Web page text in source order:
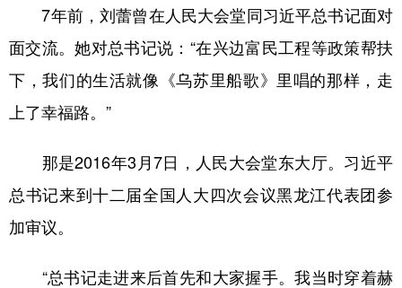
7年前，刘蕾曾在人民大会堂同习近平总书记面对
面交流。她对总书记说：“在兴边富民工程等政策帮扶
下，我们的生活就像《乌苏里船歌》里唱的那样，走
上了幸福路。”
那是2016年3月7日，人民大会堂东大厅。习近平
总书记来到十二届全国人大四次会议黑龙江代表团参
加审议。
“总书记走进来后首先和大家握手。我当时穿着赫